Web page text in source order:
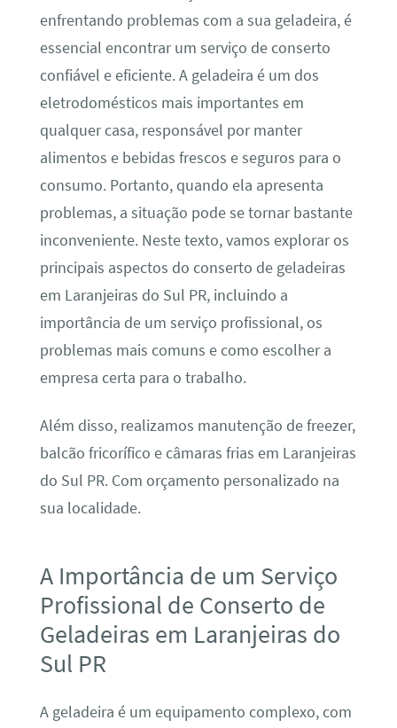
enfrentando problemas com a sua geladeira, é
essencial encontrar um serviço de conserto
confiável e eficiente. A geladeira é um dos
eletrodomésticos mais importantes em
qualquer casa, responsável por manter
alimentos e bebidas frescos e seguros para o
consumo. Portanto, quando ela apresenta
problemas, a situação pode se tornar bastante
inconveniente. Neste texto, vamos explorar os
principais aspectos do conserto de geladeiras
em Laranjeiras do Sul PR, incluindo a
importância de um serviço profissional, os
problemas mais comuns e como escolher a
empresa certa para o trabalho.
Além disso, realizamos manutenção de freezer,
balcão fricorífico e câmaras frias em Laranjeiras
do Sul PR. Com orçamento personalizado na
sua localidade.
A Importância de um Serviço
Profissional de Conserto de
Geladeiras em Laranjeiras do
Sul PR
A geladeira é um equipamento complexo, com